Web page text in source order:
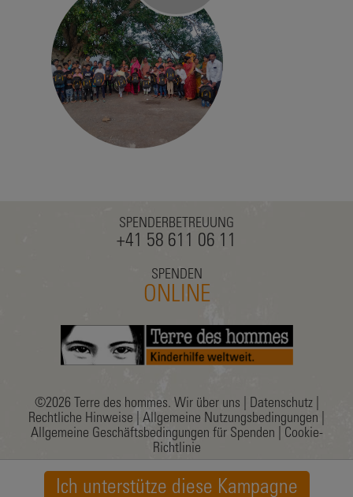
Ich unterstütze diese Kampagne
SPENDERBETREUUNG
+41 58 611 06 11
SPENDEN
ONLINE
©2026 Terre des hommes. Wir über uns Datenschutz|
Rechtliche Hinweise
Allgemeine Nutzungsbedingungen
Allgemeine Geschäftsbedingungen für Spenden
Cookie-
Richtlinie